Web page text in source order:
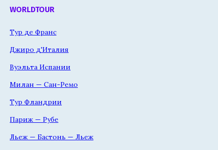
WORLDTOUR
Тур де Франс
Джиро д'Италия
Вуэльта Испании
Милан — Сан-Ремо
Тур Фландрии
Париж — Рубе
Льеж — Бастонь — Льеж